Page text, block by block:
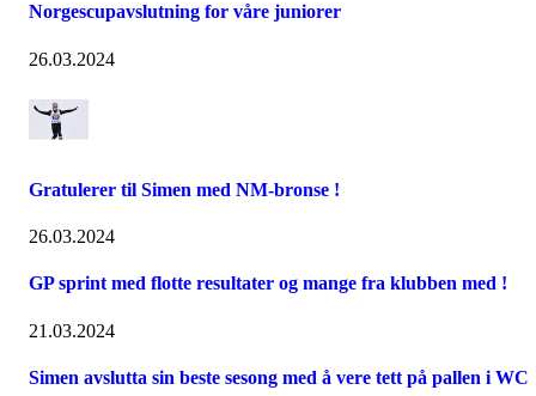
Norgescupavslutning for våre juniorer
26.03.2024
Gratulerer til Simen med NM-bronse !
26.03.2024
GP sprint med flotte resultater og mange fra klubben med !
21.03.2024
Simen avslutta sin beste sesong med å vere tett på pallen i WC